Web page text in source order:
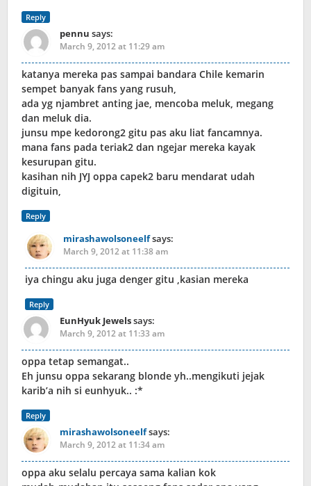
Reply
pennu says:
March 9, 2012 at 11:29 am
katanya mereka pas sampai bandara Chile kemarin
sempet banyak fans yang rusuh,
ada yg njambret anting jae, mencoba meluk, megang
dan meluk dia.
junsu mpe kedorong2 gitu pas aku liat fancamnya.
mana fans pada teriak2 dan ngejar mereka kayak
kesurupan gitu.
kasihan nih JYJ oppa capek2 baru mendarat udah
digituin,
Reply
mirashawolsoneelfsays:
March 9, 2012 at 11:38 am
iya chingu aku juga denger gitu ,kasian mereka
Reply
EunHyuk Jewelssays:
March 9, 2012 at 11:33 am
oppa tetap semangat..
Eh junsu oppa sekarang blonde yh..mengikuti jejak
karib’a nih si eunhyuk.. :*
Reply
mirashawolsoneelfsays:
March 9, 2012 at 11:34 am
oppa aku selalu percaya sama kalian kok